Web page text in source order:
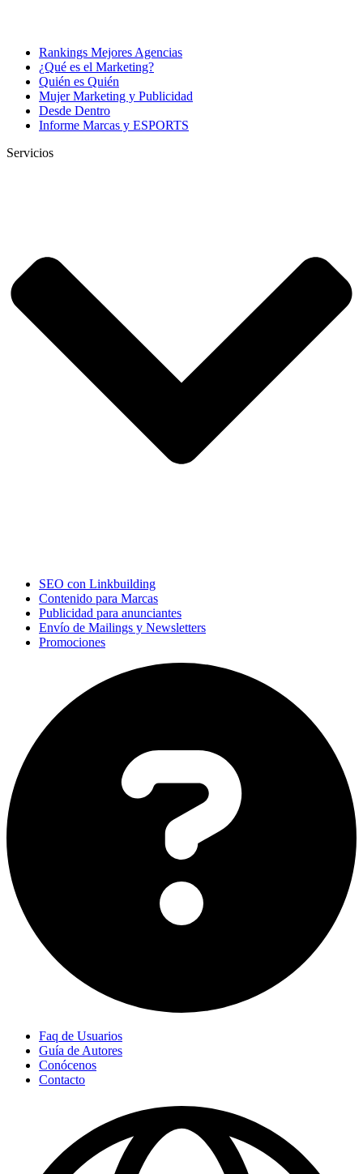
Rankings Mejores Agencias
¿Qué es el Marketing?
Quién es Quién
Mujer Marketing y Publicidad
Desde Dentro
Informe Marcas y ESPORTS
Servicios
SEO con Linkbuilding
Contenido para Marcas
Publicidad para anunciantes
Envío de Mailings y Newsletters
Promociones
Faq de Usuarios
Guía de Autores
Conócenos
Contacto